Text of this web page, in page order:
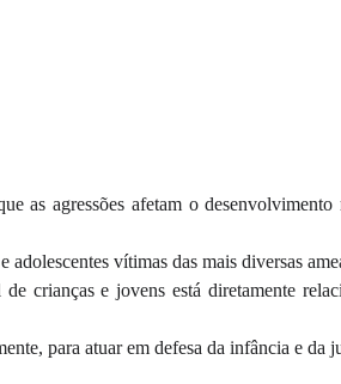
as agressões afetam o
adolescentes vítimas das mais diversas
crianças e jovens está diretamente
para atuar em defesa da infância e da